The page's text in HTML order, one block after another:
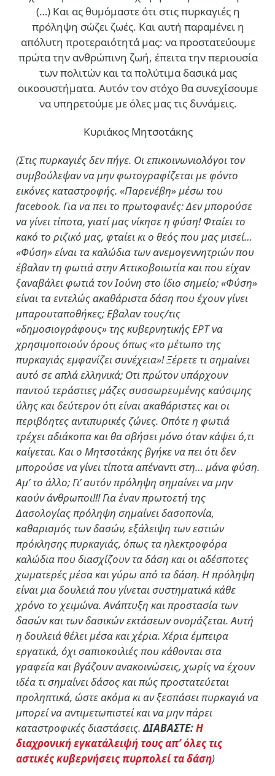
(…) Και ας θυμόμαστε ότι στις πυρκαγιές η
πρόληψη σώζει ζωές. Και αυτή παραμένει η
απόλυτη προτεραιότητά μας: να προστατεύουμε
πρώτα την ανθρώπινη ζωή, έπειτα την περιουσία
των πολιτών και τα πολύτιμα δασικά μας
οικοσυστήματα. Αυτόν τον στόχο θα συνεχίσουμε
να υπηρετούμε με όλες μας τις δυνάμεις.
Κυριάκος Μητσοτάκης
(Στις πυρκαγιές δεν πήγε. Οι επικοινωνιολόγοι τον
συμβούλεψαν να μην φωτογραφίζεται με φόντο
εικόνες καταστροφής. «Παρενέβη» μέσω του
facebook. Για να πει το πρωτοφανές: Δεν μπορούσε
να γίνει τίποτα, γιατί μας νίκησε η φύση! Φταίει το
κακό το ριζικό μας, φταίει κι ο θεός που μας μισεί…
«Φύση» είναι τα καλώδια των ανεμογεννητριών που
έβαλαν τη φωτιά στην Αττικοβοιωτία και που είχαν
ξαναβάλει φωτιά τον Ιούνη στο ίδιο σημείο; «Φύση»
είναι τα εντελώς ακαθάριστα δάση που έχουν γίνει
μπαρουταποθήκες; Εβαλαν τους/τις
«δημοσιογράφους» της κυβερνητικής ΕΡΤ να
χρησιμοποιούν όρους όπως «το μέτωπο της
πυρκαγιάς εμφανίζει συνέχεια»! Ξέρετε τι σημαίνει
αυτό σε απλά ελληνικά; Οτι πρώτον υπάρχουν
παντού τεράστιες μάζες συσσωρευμένης καύσιμης
ύλης και δεύτερον ότι είναι ακαθάριστες και οι
περιβόητες αντιπυρικές ζώνες. Οπότε η φωτιά
τρέχει αδιάκοπα και θα σβήσει μόνο όταν κάψει ό,τι
καίγεται. Και ο Μητσοτάκης βγήκε να πει ότι δεν
μπορούσε να γίνει τίποτα απέναντι στη… μάνα φύση.
Αμ’ το άλλο; Γι’ αυτόν πρόληψη σημαίνει να μην
καούν άνθρωποι!!! Για έναν πρωτοετή της
Δασολογίας πρόληψη σημαίνει δασοπονία,
καθαρισμός των δασών, εξάλειψη των εστιών
πρόκλησης πυρκαγιάς, όπως τα ηλεκτροφόρα
καλώδια που διασχίζουν τα δάση και οι αδέσποτες
χωματερές μέσα και γύρω από τα δάση. Η πρόληψη
είναι μια δουλειά που γίνεται συστηματικά κάθε
χρόνο το χειμώνα. Ανάπτυξη και προστασία των
δασών και των δασικών εκτάσεων ονομάζεται. Αυτή
η δουλειά θέλει μέσα και χέρια. Χέρια έμπειρα
εργατικά, όχι σαπιοκοιλιές που κάθονται στα
γραφεία και βγάζουν ανακοινώσεις, χωρίς να έχουν
ιδέα τι σημαίνει δάσος και πώς προστατεύεται
προληπτικά, ώστε ακόμα κι αν ξεσπάσει πυρκαγιά να
μπορεί να αντιμετωπιστεί και να μην πάρει
καταστροφικές διαστάσεις.ΔΙΑΒΑΣΤΕ:Η
διαχρονική εγκατάλειψή τους απ’ όλες τις
αστικές κυβερνήσεις πυρπολεί τα δάση)